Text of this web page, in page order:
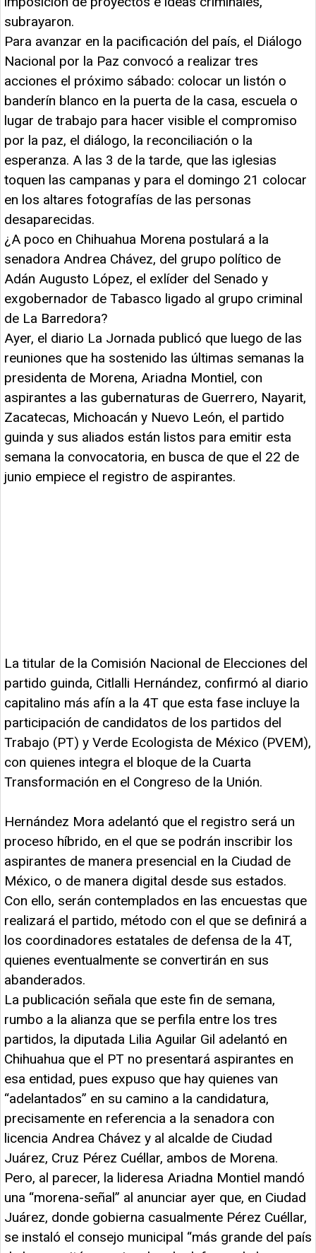
subrayaron.
Para avanzar en la pacificación del país, el Diálogo
Nacional por la Paz convocó a realizar tres
acciones el próximo sábado: colocar un listón o
banderín blanco en la puerta de la casa, escuela o
lugar de trabajo para hacer visible el compromiso
por la paz, el diálogo, la reconciliación o la
esperanza. A las 3 de la tarde, que las iglesias
toquen las campanas y para el domingo 21 colocar
en los altares fotografías de las personas
desaparecidas.
¿A poco en Chihuahua Morena postulará a la
senadora Andrea Chávez, del grupo político de
Adán Augusto López, el exlíder del Senado y
exgobernador de Tabasco ligado al grupo criminal
de La Barredora?
Ayer, el diario La Jornada publicó que luego de las
reuniones que ha sostenido las últimas semanas la
presidenta de Morena, Ariadna Montiel, con
aspirantes a las gubernaturas de Guerrero, Nayarit,
Zacatecas, Michoacán y Nuevo León, el partido
guinda y sus aliados están listos para emitir esta
semana la convocatoria, en busca de que el 22 de
junio empiece el registro de aspirantes.
La titular de la Comisión Nacional de Elecciones del
partido guinda, Citlalli Hernández, confirmó al diario
capitalino más afín a la 4T que esta fase incluye la
participación de candidatos de los partidos del
Trabajo (PT) y Verde Ecologista de México (PVEM),
con quienes integra el bloque de la Cuarta
Transformación en el Congreso de la Unión.
Hernández Mora adelantó que el registro será un
proceso híbrido, en el que se podrán inscribir los
aspirantes de manera presencial en la Ciudad de
México, o de manera digital desde sus estados.
Con ello, serán contemplados en las encuestas que
realizará el partido, método con el que se definirá a
los coordinadores estatales de defensa de la 4T,
quienes eventualmente se convertirán en sus
abanderados.
La publicación señala que este fin de semana,
rumbo a la alianza que se perfila entre los tres
partidos, la diputada Lilia Aguilar Gil adelantó en
Chihuahua que el PT no presentará aspirantes en
esa entidad, pues expuso que hay quienes van
“adelantados” en su camino a la candidatura,
precisamente en referencia a la senadora con
licencia Andrea Chávez y al alcalde de Ciudad
Juárez, Cruz Pérez Cuéllar, ambos de Morena.
Pero, al parecer, la lideresa Ariadna Montiel mandó
una “morena-señal” al anunciar ayer que, en Ciudad
Juárez, donde gobierna casualmente Pérez Cuéllar,
se instaló el consejo municipal “más grande del país